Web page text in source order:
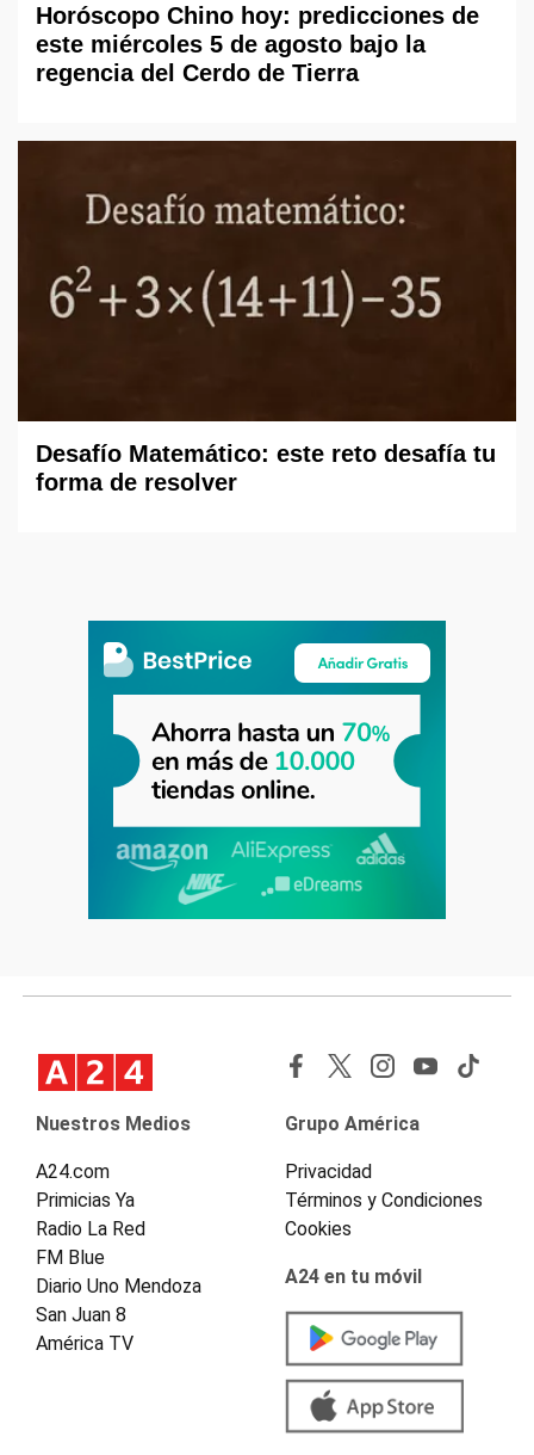
Horóscopo Chino hoy: predicciones de
este miércoles 5 de agosto bajo la
regencia del Cerdo de Tierra
Desafío Matemático: este reto desafía tu
forma de resolver
Nuestros Medios
A24.com
Primicias Ya
Radio La Red
FM Blue
Diario Uno Mendoza
San Juan 8
América TV
Grupo América
Privacidad
Términos y Condiciones
Cookies
A24 en tu móvil